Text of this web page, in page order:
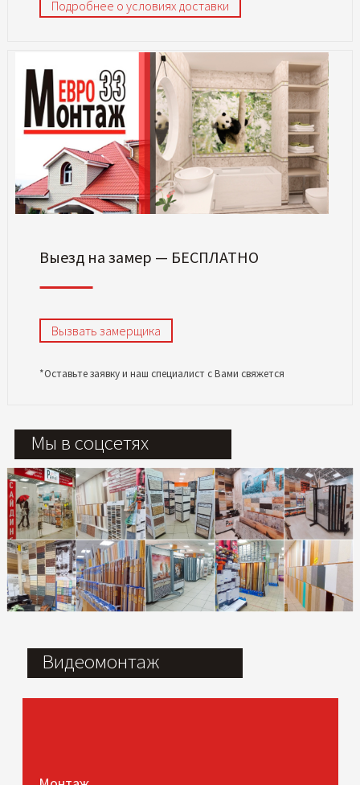
Подробнее о условиях доставки
Выезд на замер — БЕСПЛАТНО
Вызвать замерщика
*Оставьте заявку и наш специалист с Вами свяжется
Мы в соцсетях
Видеомонтаж